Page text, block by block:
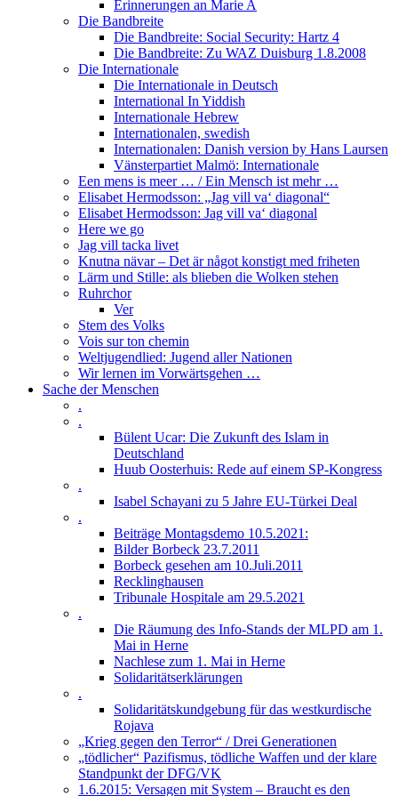
Erinnerungen an Marie A
Die Bandbreite
Die Bandbreite: Social Security: Hartz 4
Die Bandbreite: Zu WAZ Duisburg 1.8.2008
Die Internationale
Die Internationale in Deutsch
International In Yiddish
Internationale Hebrew
Internationalen, swedish
Internationalen: Danish version by Hans Laursen
Vänsterpartiet Malmö: Internationale
Een mens is meer … / Ein Mensch ist mehr …
Elisabet Hermodsson: „Jag vill va‘ diagonal“
Elisabet Hermodsson: Jag vill va‘ diagonal
Here we go
Jag vill tacka livet
Knutna nävar – Det är något konstigt med friheten
Lärm und Stille: als blieben die Wolken stehen
Ruhrchor
Ver
Stem des Volks
Vois sur ton chemin
Weltjugendlied: Jugend aller Nationen
Wir lernen im Vorwärtsgehen …
Sache der Menschen
.
.
Bülent Ucar: Die Zukunft des Islam in
Deutschland
Huub Oosterhuis: Rede auf einem SP-Kongress
.
Isabel Schayani zu 5 Jahre EU-Türkei Deal
.
Beiträge Montagsdemo 10.5.2021:
Bilder Borbeck 23.7.2011
Borbeck gesehen am 10.Juli.2011
Recklinghausen
Tribunale Hospitale am 29.5.2021
.
Die Räumung des Info-Stands der MLPD am 1.
Mai in Herne
Nachlese zum 1. Mai in Herne
Solidaritätserklärungen
.
Solidaritätskundgebung für das westkurdische
Rojava
„Krieg gegen den Terror“ / Drei Generationen
„tödlicher“ Pazifismus, tödliche Waffen und der klare
Standpunkt der DFG/VK
1.6.2015: Versagen mit System – Braucht es den